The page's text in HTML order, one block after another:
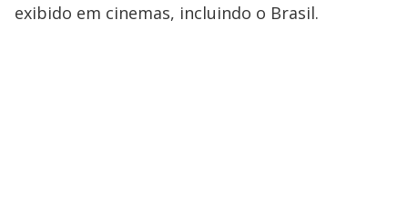
exibido em cinemas, incluindo o Brasil.